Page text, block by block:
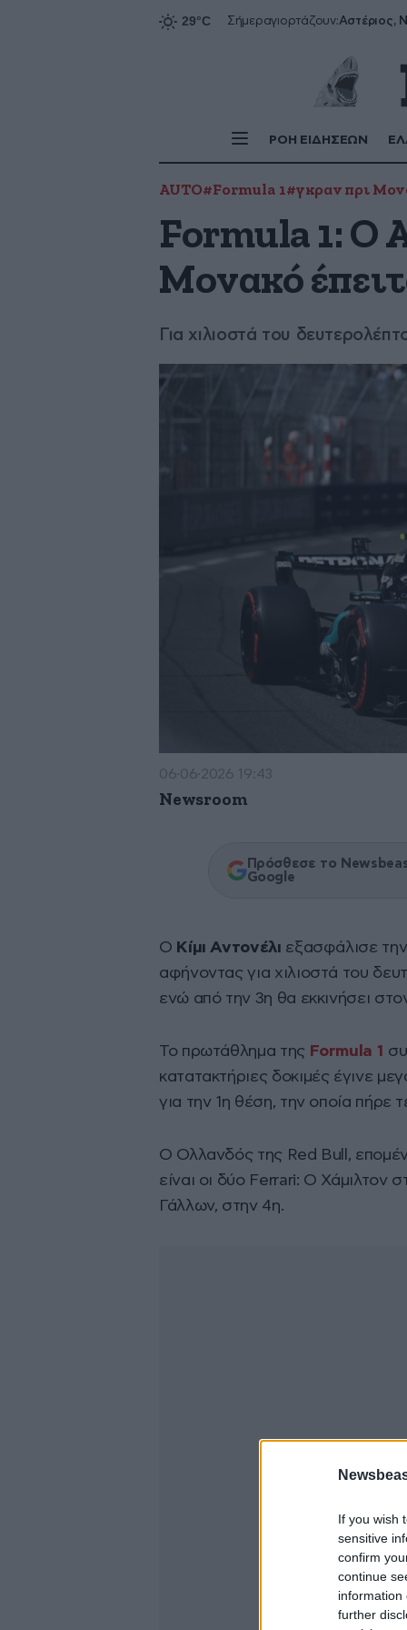
If you wish
sensitive
confirm
continue
information
further
Σήμεραγιορτάζουν:Αστέριος,
ΡΟΗ ΕΙΔΗΣΕΩΝ
AUTO#Formula 1#γκραν πρι
Formula 1: Ο
Μονακό
Για χιλιοστά του
06·06·2026 19:43
Newsroom
Πρόσθεσε το
Google
Ο Κίμι Αντονέλι εξασφάλισε
αφήνοντας για χιλιοστά του
ενώ από την 3η θα εκκινήσει
Το πρωτάθλημα της Formula 1
κατατακτήριες δοκιμές έγινε
για την 1η θέση, την οποία πήρε
Ο Ολλανδός της Red Bull,
είναι οι δύο Ferrari: Ο Χάμιλτον
Γάλλων, στην 4η.